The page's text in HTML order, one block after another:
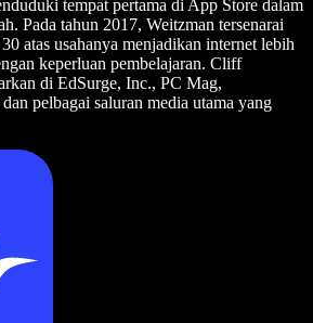
tempat pertama di App Store dalam
Pada tahun 2017, Weitzman tersenarai
atas usahanya menjadikan internet lebih
keperluan pembelajaran. Cliff
di EdSurge, Inc., PC Mag,
pelbagai saluran media utama yang